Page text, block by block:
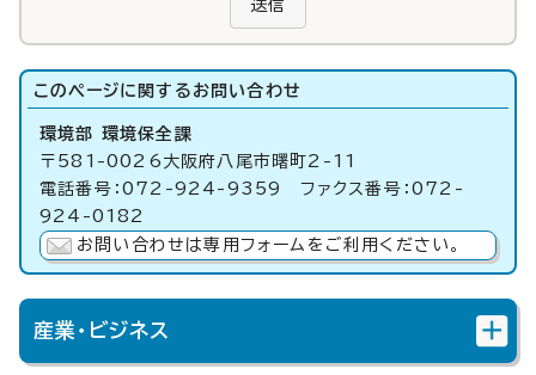
送信
このページに関する お問い合わせ
環境部 環境保全課
〒581-0026大阪府八尾市曙町2-11
電話番号：072-924-9359 ファクス番号：072-
924-0182
お問い合わせは専用フォームをご利用ください。
産業・ビジネス